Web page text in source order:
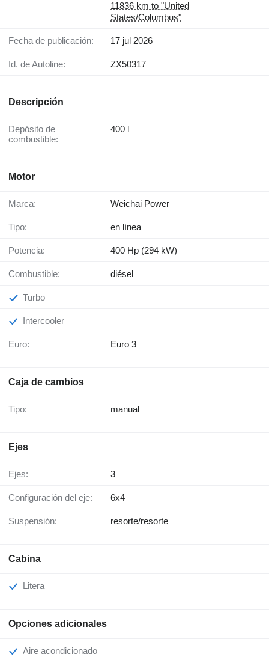
11836 km to "United
States/Columbus"
Fecha de publicación: 17 jul 2026
Id. de Autoline: ZX50317
Descripción
Depósito de
combustible:
400 l
Motor
Marca: Weichai Power
Tipo: en línea
Potencia: 400 Hp (294 kW)
Combustible: diésel
Turbo
Intercooler
Euro: Euro 3
Caja de cambios
Tipo: manual
Ejes
Ejes: 3
Configuración del eje: 6x4
Suspensión: resorte/resorte
Cabina
Litera
Opciones adicionales
Aire acondicionado